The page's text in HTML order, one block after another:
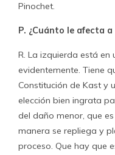
Pinochet.
P. ¿Cuánto le afecta
R. La izquierda está en
evidentemente. Tiene
Constitución de Kast y
elección bien ingrata
del daño menor, que
manera se repliega y
proceso. Que hay que